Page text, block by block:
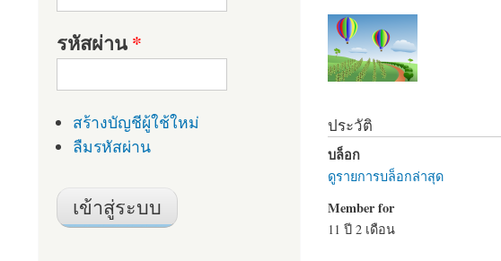
ประวัติ
บล็อก
ดูรายการบล็อกล่าสุด
Member for
11 ปี 2 เดือน
รหัสผ่าน*
สร้างบัญชีผู้ใช้ใหม่
ลืมรหัสผ่าน